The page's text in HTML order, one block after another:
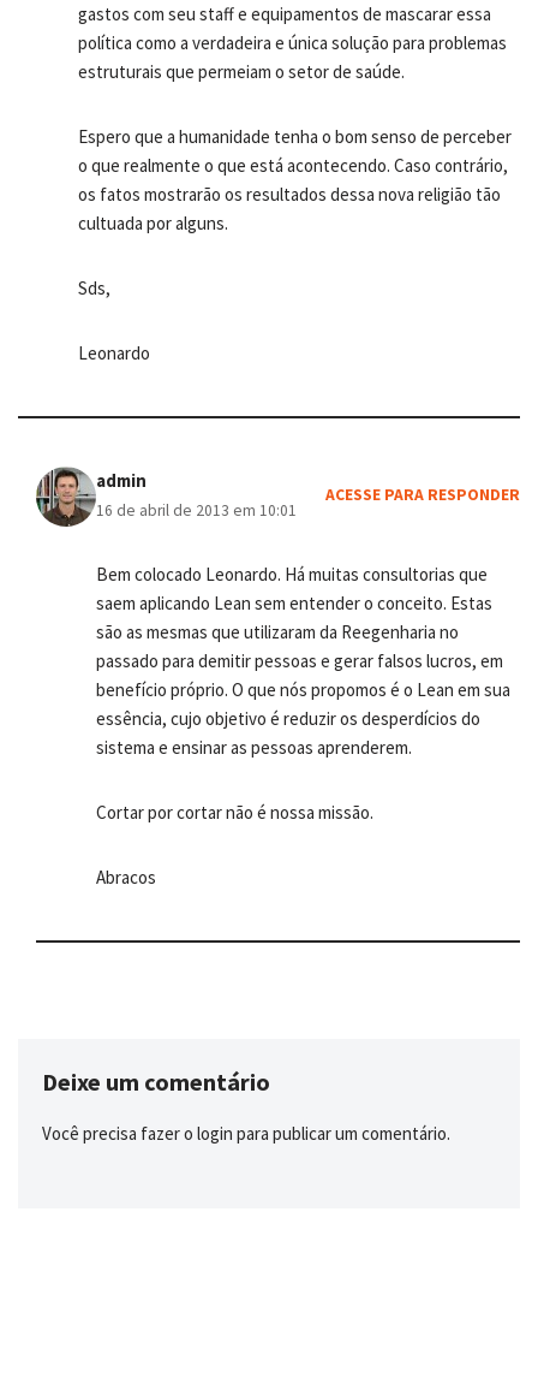
gastos com seu staff e equipamentos de mascarar essa
política como a verdadeira e única solução para problemas
estruturais que permeiam o setor de saúde.
Espero que a humanidade tenha o bom senso de perceber
o que realmente o que está acontecendo. Caso contrário,
os fatos mostrarão os resultados dessa nova religião tão
cultuada por alguns.
Sds,
Leonardo
admin
16 de abril de 2013 em 10:01
ACESSE PARA RESPONDER
Bem colocado Leonardo. Há muitas consultorias que
saem aplicando Lean sem entender o conceito. Estas
são as mesmas que utilizaram da Reegenharia no
passado para demitir pessoas e gerar falsos lucros, em
benefício próprio. O que nós propomos é o Lean em sua
essência, cujo objetivo é reduzir os desperdícios do
sistema e ensinar as pessoas aprenderem.
Cortar por cortar não é nossa missão.
Abracos
Deixe um comentário
Você precisa fazer o login para publicar um comentário.